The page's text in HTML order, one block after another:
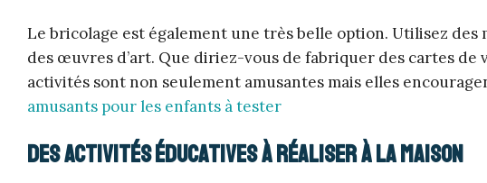
Le bricolage est également une très belle option. Utilisez
des œuvres d’art. Que diriez-vous de fabriquer des cartes de
activités sont non seulement amusantes mais elles
amusants pour les enfants à tester
Des activités éducatives à réaliser à la maison